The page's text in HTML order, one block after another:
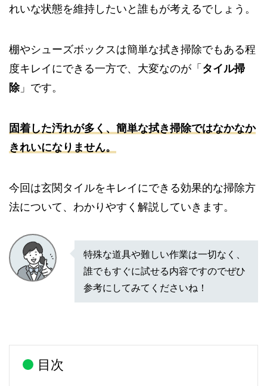
れいな状態を維持したいと誰もが考えるでしょう。
棚やシューズボックスは簡単な拭き掃除でもある程
度キレイにできる一方で、大変なのが「 タイル掃
除」です。
固着した汚れが多く、簡単な拭き掃除ではなかなか
きれいになりません。
今回は玄関タイルをキレイにできる効果的な掃除方
法について、わかりやすく解説していきます。
特殊な道具や難しい作業は一切なく、
誰でもすぐに試せる内容ですのでぜひ
参考にしてみてくださいね！
目次